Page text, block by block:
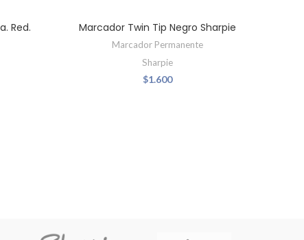
Red.
Marcador Twin Tip Negro Sharpie
Marcador Permanente
Sharpie
$1.600